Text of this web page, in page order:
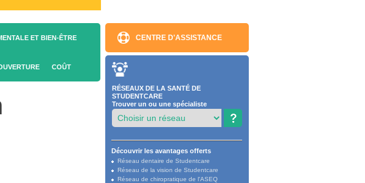
ET BIEN-ÊTRE
COÛT
CENTRE D'ASSISTANCE
RÉSEAUX DE LA SANTÉ DE
STUDENTCARE
Trouver un ou une spécialiste
Découvrir les avantages offerts
Réseau dentaire de Studentcare
Réseau de la vision de Studentcare
Réseau de chiropratique de l'ASEQ